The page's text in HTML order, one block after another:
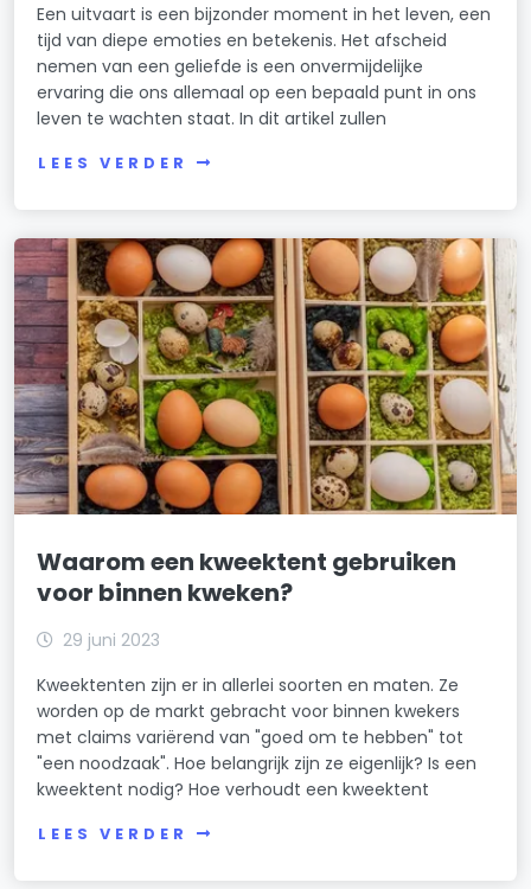
Een uitvaart is een bijzonder moment in het leven, een
tijd van diepe emoties en betekenis. Het afscheid
nemen van een geliefde is een onvermijdelijke
ervaring die ons allemaal op een bepaald punt in ons
leven te wachten staat. In dit artikel zullen
LEES VERDER
Waarom een kweektent gebruiken
voor binnen kweken?
29 juni 2023
Kweektenten zijn er in allerlei soorten en maten. Ze
worden op de markt gebracht voor binnen kwekers
met claims variërend van "goed om te hebben" tot
"een noodzaak". Hoe belangrijk zijn ze eigenlijk? Is een
kweektent nodig? Hoe verhoudt een kweektent
LEES VERDER